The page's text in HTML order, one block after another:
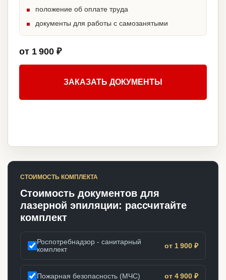
положение об оплате труда
документы для работы с самозанятыми
от 1 900 ₽
ЗАКАЗАТЬ ДОКУМЕНТЫ
СТОИМОСТЬ КОМПЛЕКТА
Стоимость документов для
лазерной эпиляции: рассчитайте
комплект
Роспотребнадзор - санитарный
комплект
от 1 900 ₽
Пожарная безопасность (МЧС) от 4 900 ₽